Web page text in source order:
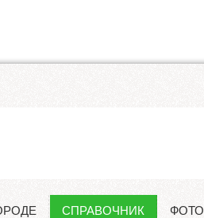
СПРАВОЧНИК ФОТО